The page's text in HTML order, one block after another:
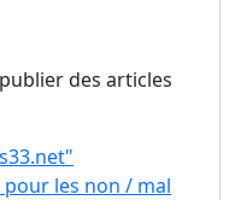
des articles
les non / mal